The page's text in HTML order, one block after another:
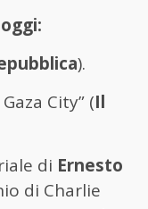
).
City” (Il
di Ernesto
di Charlie